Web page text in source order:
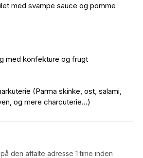
med svampe sauce og pomme
med konfekture og frugt
(Parma skinke, ost, salami,
og mere charcuterie…)
den aftalte adresse 1 time inden